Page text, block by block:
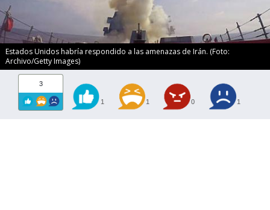
Estados Unidos habría respondido a las amenazas de Irán. (Foto:
Archivo/Getty Images)
3
1 1 0 1